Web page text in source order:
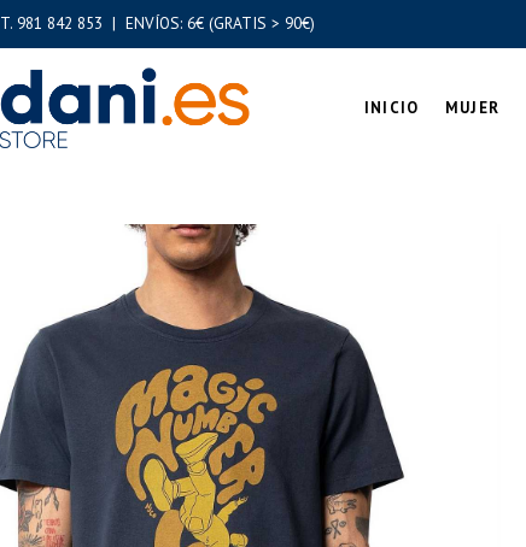
T. 981 842 853 | ENVÍOS: 6€ (GRATIS > 90€)
INICIO MUJER